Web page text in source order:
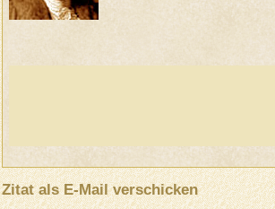
Zitat als E-Mail verschicken